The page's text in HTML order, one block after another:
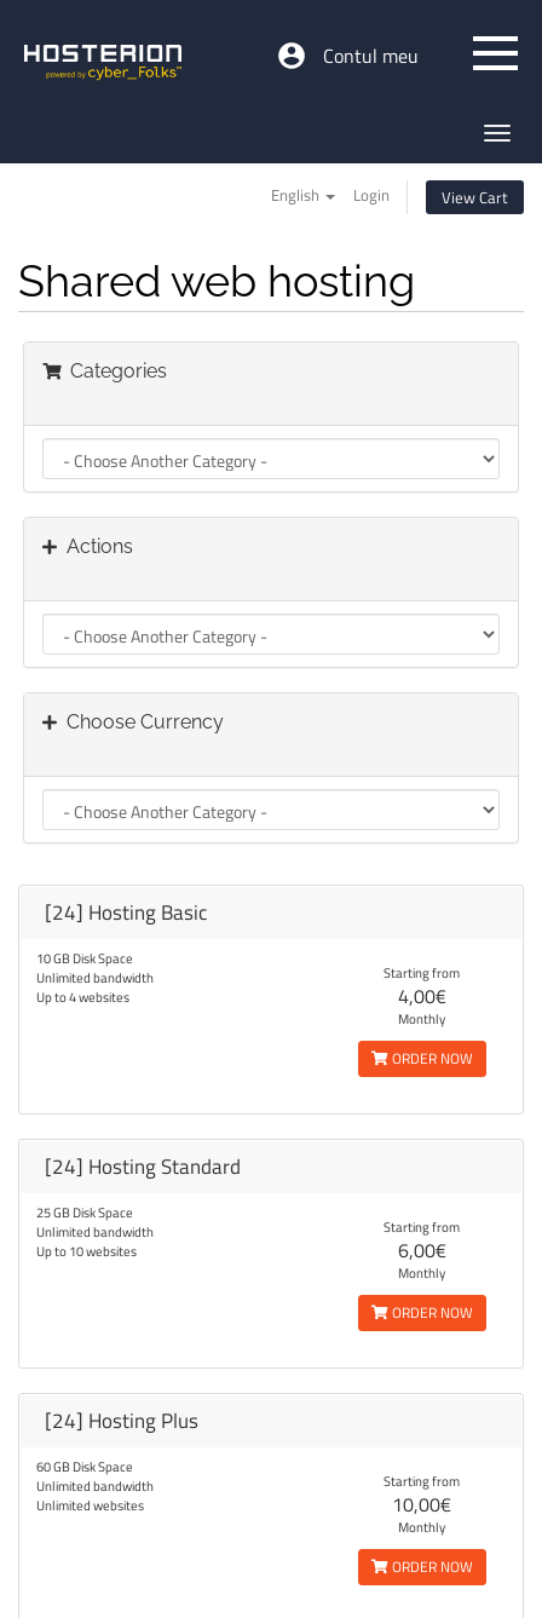
Contul meu
English Login View Cart
Shared web hosting
Categories
Actions
Choose Currency
[24] Hosting Basic
10 GB Disk Space
Unlimited bandwidth
Up to 4 websites
Starting from
4,00€
Monthly
ORDER NOW
[24] Hosting Standard
25 GB Disk Space
Unlimited bandwidth
Up to 10 websites
Starting from
6,00€
Monthly
ORDER NOW
[24] Hosting Plus
60 GB Disk Space
Unlimited bandwidth
Unlimited websites
Starting from
10,00€
Monthly
ORDER NOW